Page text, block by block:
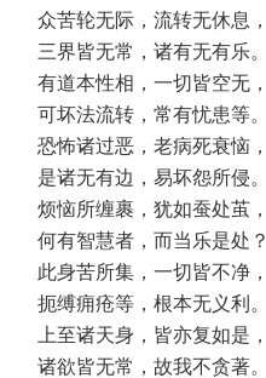
众苦轮无际，流转无休息，
三界皆无常，诸有无有乐。
有道本性相，一切皆空无，
可坏法流转，常有忧患等。
恐怖诸过恶，老病死衰恼，
是诸无有边，易坏怨所侵。
烦恼所缠裹，犹如蚕处茧，
何有智慧者，而当乐是处？
此身苦所集，一切皆不净，
扼缚痈疮等，根本无义利。
上至诸天身，皆亦复如是，
诸欲皆无常，故我不贪著。